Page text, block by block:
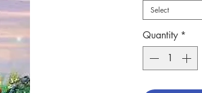
彩的人生。
作者：李禹英
出版：清泉
分類：婚姻、家
頁數：69
Select
Quantity *